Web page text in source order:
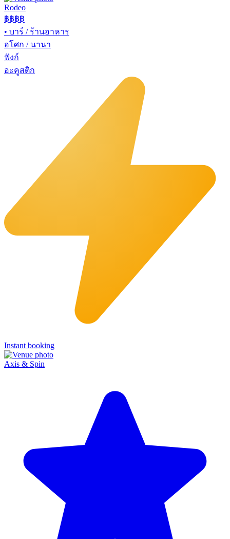
Rodeo
฿฿฿฿
• บาร์ / ร้านอาหาร
อโศก / นานา
ฟังก์
อะคูสติก
Instant booking
Axis & Spin